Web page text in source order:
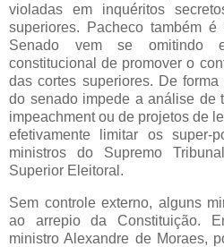
violadas em inquéritos
superiores. Pacheco também
Senado vem se omitindo
constitucional de promover o
das cortes superiores. De
do senado impede a análise de
impeachment ou de projetos de
efetivamente limitar os super-
ministros do Supremo
Superior Eleitoral.
Sem controle externo, alguns
ao arrepio da Constituição.
ministro Alexandre de Moraes,